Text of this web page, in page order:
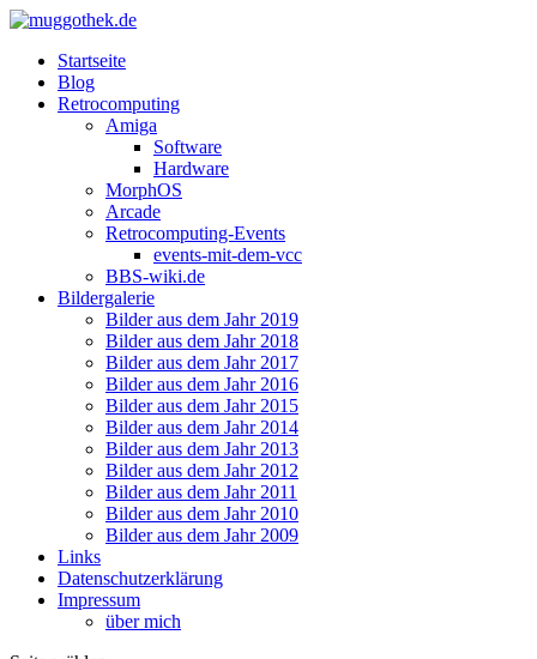
Startseite
Blog
Retrocomputing
Amiga
Software
Hardware
MorphOS
Arcade
Retrocomputing-Events
events-mit-dem-vcc
BBS-wiki.de
Bildergalerie
Bilder aus dem Jahr 2019
Bilder aus dem Jahr 2018
Bilder aus dem Jahr 2017
Bilder aus dem Jahr 2016
Bilder aus dem Jahr 2015
Bilder aus dem Jahr 2014
Bilder aus dem Jahr 2013
Bilder aus dem Jahr 2012
Bilder aus dem Jahr 2011
Bilder aus dem Jahr 2010
Bilder aus dem Jahr 2009
Links
Datenschutzerklärung
Impressum
über mich